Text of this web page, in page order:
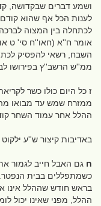
ושמע דברים שבקדושה,
לענות הכל אף שהוא קודם
לכתחלה בין המצוה לברכה
אומר ח''א (חאו''ח סי' ט
השבח, רשאי להפסיק
ממ''ש הרשב''ץ בפירושו
ז כל היום כולו כשר
ממזרח שמש עד מבואו
ההלל אחר עמוד השחר
באדיבות קיצור ש''ע
ח גם האבל חייב לגמור
כשמתפללים בבית
בראש חודש שההלל אינו
ההלל, מפני שאינו יכול